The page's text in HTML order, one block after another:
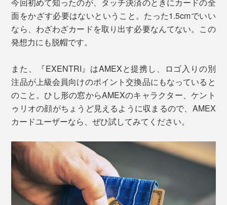
面をかざす必要はないということ。たった1.5cmでいい
なら、わざわざカードを取り出す必要なんてない。この
発想力にも脱帽です。
また、『EXENTRI』はAMEXと提携し、ロゴ入りの別
注品が上級会員向けのポイント交換品にもなっていると
のこと。ひし形の窓からAMEXのキャラクター、ケント
ゥリオの顔がちょうど見えるように収まるので、AMEX
カードユーザーなら、ぜひ試してみてください。